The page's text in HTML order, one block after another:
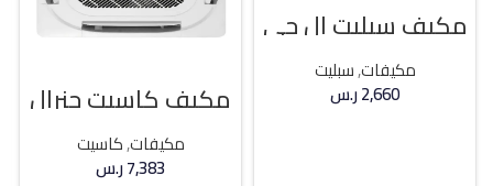
مكيف سبليت ال جي
18400 وحده بارد
مكيفات,سبليت
2,660ر.س مكيف كاسيت جنرال
كلاس 36000 وحدهحار / بارد
مكيفات,كاسيت
7,383ر.س